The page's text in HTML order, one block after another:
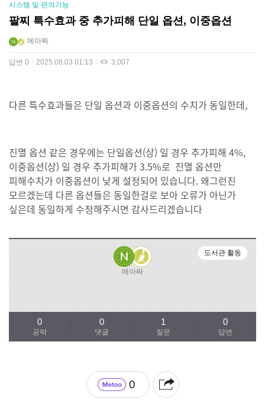
시스템 및 편의기능
팔찌 특수효과 중 추가피해 단일 옵션, 이중옵션
메아짜
답변 0 2025.08.03 01:13 3,007
다른 특수효과들은 단일 옵션과 이중옵션의 수치가 동일한데,
진멸 옵션 같은 경우에는 단일옵션(상) 일 경우 추가피해 4%,
이중옵션(상) 일 경우 추가피해가 3.5%로 진멸 옵션만
피해수치가 이중옵션이 낮게 설정되어 있습니다. 왜그런진
모르겠는데 다른 옵션들은 동일한걸로 보아 오류가 아닌가
싶은데 동일하게 수정해주시면 감사드리겠습니다
메아짜
도서관 활동
공략
0
댓글
0
질문
1
답변
0
0